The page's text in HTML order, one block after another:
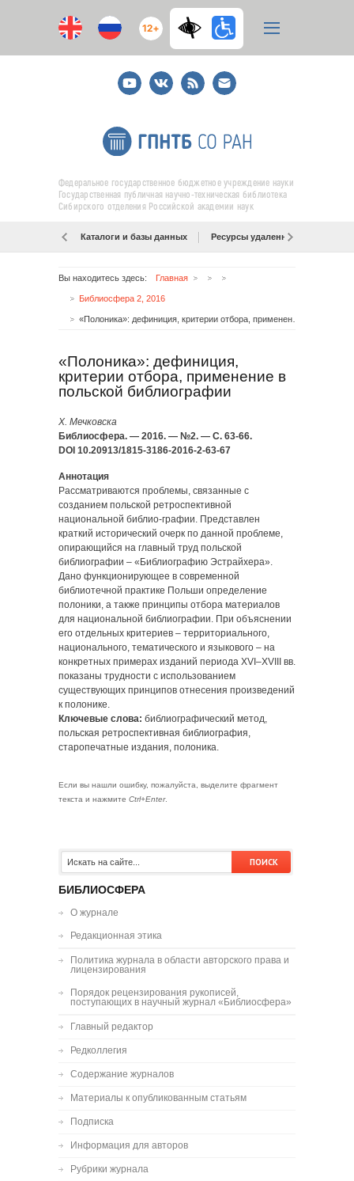
12+
YoutubeВКонтакте
RSS
E-
mail
подписка
Федеральное государственное бюджетное учреждение науки
Государственная публичная научно-техническая библиотека
Сибирского отделения Российской академии наук
Каталоги и базы данных Ресурсы удаленного доступа
Вы находитесь здесь: Главная
Библиосфера 2, 2016
«Полоника»: дефиниция,
критерии отбора, применение в
польской библиографии
Х. Мечковска
Библиосфера. — 2016. — №2. — С. 63-66.
DOI 10.20913/1815-3186-2016-2-63-67
Аннотация
Рассматриваются проблемы, связанные с
созданием польской ретроспективной
национальной библио-графии. Представлен
краткий исторический очерк по данной проблеме,
опирающийся на главный труд польской
библиографии – «Библиографию Эстрайхера».
Дано функционирующее в современной
библиотечной практике Польши определение
полоники, а также принципы отбора материалов
для национальной библиографии. При объяснении
его отдельных критериев – территориального,
национального, тематического и языкового – на
конкретных примерах изданий периода XVI–XVIII вв.
показаны трудности с использованием
существующих принципов отнесения произведений
к полонике.
Ключевые слова: библиографический метод,
польская ретроспективная библиография,
старопечатные издания, полоника.
Если вы нашли ошибку, пожалуйста, выделите фрагмент
текста и нажмите Ctrl+Enter.
БИБЛИОСФЕРА
О журнале
Редакционная этика
Политика журнала в области авторского права и
лицензирования
Порядок рецензирования рукописей,
поступающих в научный журнал «Библиосфера»
Главный редактор
Редколлегия
Содержание журналов
Материалы к опубликованным статьям
Подписка
Информация для авторов
Рубрики журнала